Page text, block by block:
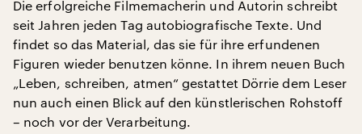
Die erfolgreiche Filmemacherin und Autorin schreibt
seit Jahren jeden Tag autobiografische Texte. Und
findet so das Material, das sie für ihre erfundenen
Figuren wieder benutzen könne. In ihrem neuen Buch
„Leben, schreiben, atmen“ gestattet Dörrie dem Leser
nun auch einen Blick auf den künstlerischen Rohstoff
– noch vor der Verarbeitung.